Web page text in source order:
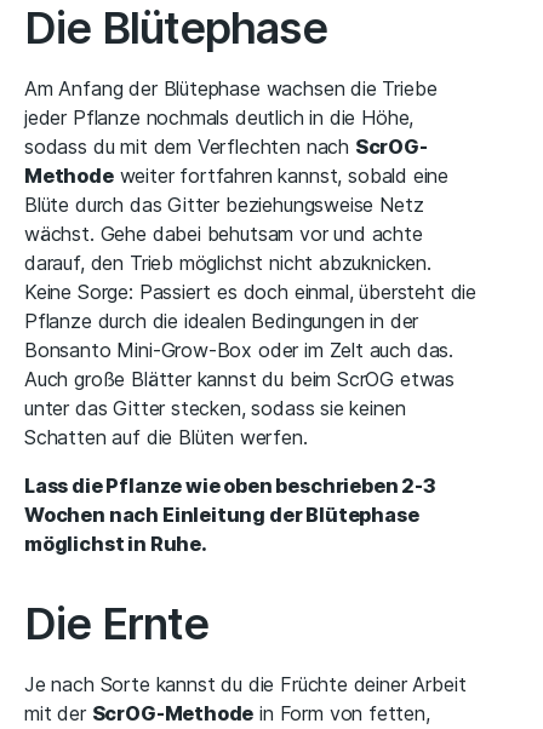
Die Blütephase
Am Anfang der Blütephase wachsen die Triebe
jeder Pflanze nochmals deutlich in die Höhe,
sodass du mit dem Verflechten nach ScrOG-
Methodeweiter fortfahren kannst, sobald eine
Blüte durch das Gitter beziehungsweise Netz
wächst. Gehe dabei behutsam vor und achte
darauf, den Trieb möglichst nicht abzuknicken.
Keine Sorge: Passiert es doch einmal, übersteht die
Pflanze durch die idealen Bedingungen in der
Bonsanto Mini-Grow-Box oder im Zelt auch das.
Auch große Blätter kannst du beim ScrOG etwas
unter das Gitter stecken, sodass sie keinen
Schatten auf die Blüten werfen.
Lass die Pflanze wie oben beschrieben 2-3
Wochen nach Einleitung der Blütephase
möglichst in Ruhe.
Die Ernte
Je nach Sorte kannst du die Früchte deiner Arbeit
mit der ScrOG-Methode in Form von fetten,